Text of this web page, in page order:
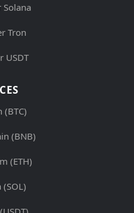
Solana
Tron
USDT
(BTC)
(BNB)
(ETH)
(SOL)